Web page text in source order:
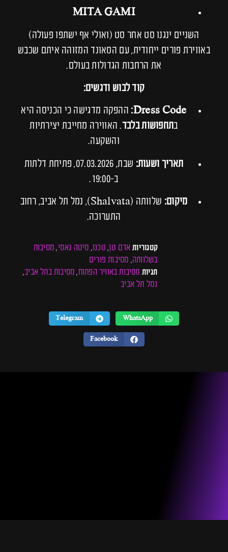
MITA GAMI
השניים ינגנו סט אחר סט (ואולי אף ישתפו פעולה)
באווירת פורים ייחודית, עם הסאונד המזוהה איתם שכבש
את הרחבות הגדולות בעולם.
קוד לבוש ודגשים:
Dress Code: ההפקה מדגישה כי הכניסה היא
בתחפושות בלבד. האווירה מחייבת יצירתיות
והשקעה.
תאריך ושעות:
שבת, 07.03.2026, פתיחת דלתות
ב-19:00.
מיקום:
שלוותה (Shalvata), נמל תל אביב, רחוב
התערוכה.
קטגוריות אדם טן, טכנו, מיטה גאמי, מסיבות
בשלוותה, מסיבות פורים
תגיות מסיבות באוויר הפתוח, מסיבות בתל אביב,
נמל תל אביב
WhatsApp
Telegram
Facebook